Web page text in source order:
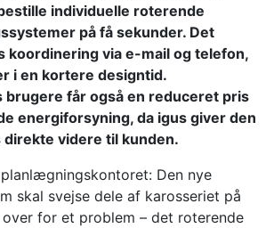
individuelle roterende
på få sekunder. Det
koordinering via e-mail og telefon,
i en kortere designtid.
brugere får også en reduceret pris
energiforsyning, da igus giver den
videre til kunden.
Den nye
skal svejse dele af karosseriet på
for et problem – det roterende